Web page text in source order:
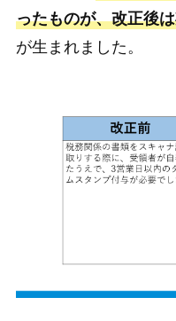
ったものが、改正後
が生まれました。